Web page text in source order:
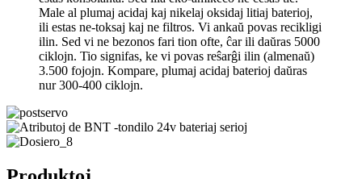
Male al plumaj acidaj kaj nikelaj oksidaj litiaj baterioj,
ili estas ne-toksaj kaj ne filtros. Vi ankaŭ povas recikligi
ilin. Sed vi ne bezonos fari tion ofte, ĉar ili daŭras 5000
ciklojn. Tio signifas, ke vi povas reŝarĝi ilin (almenaŭ)
3.500 fojojn. Kompare, plumaj acidaj baterioj daŭras
nur 300-400 ciklojn.